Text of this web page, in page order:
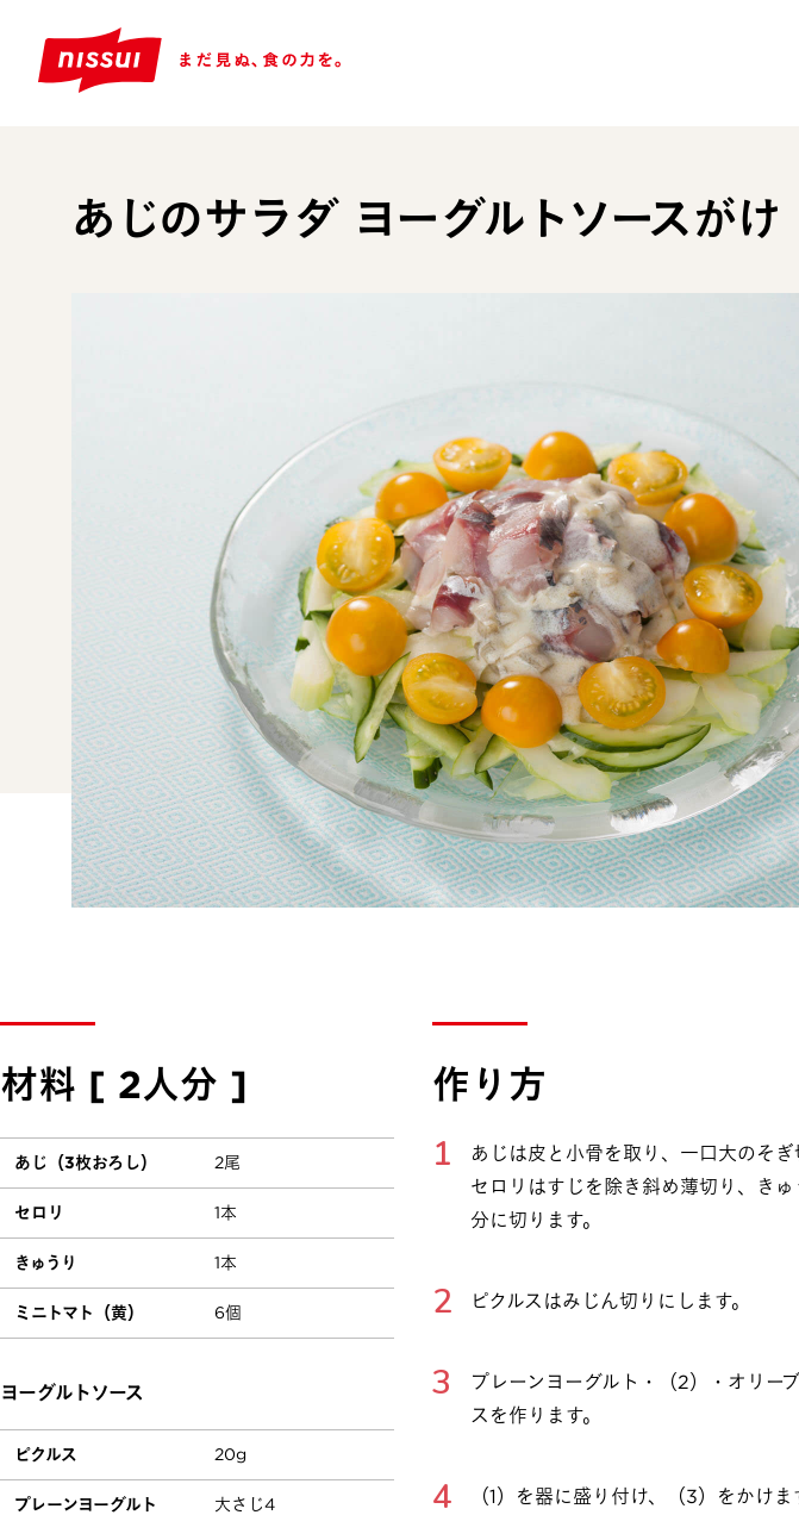
あじのサラダ ヨーグルトソースがけ
材料 [ 2人分 ]
あじ（3枚おろし） 2尾
セロリ 1本
きゅうり 1本
ミニトマト（黄） 6個
ヨーグルトソース
ピクルス 20g
プレーンヨーグルト 大さじ4
作り方
あじは皮と小骨を取り、一口大のそぎ
セロリはすじを除き斜め薄切り、き
分に切ります。
ピクルスはみじん切りにします。
プレーンヨーグルト・（2）・オリー
スを作ります。
（1）を器に盛り付け、（3）をかけま